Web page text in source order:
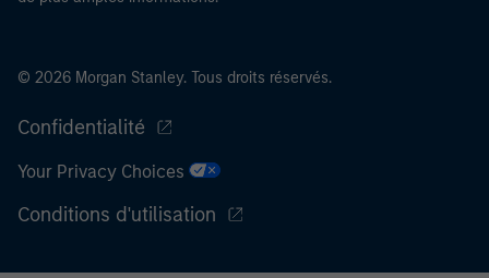
directement ou indirectement d’un accès à des
d’une déclaration erronée de ma part. En validant cette
Conditions d’utilisation, que j’ai lues et comprises. Si la
déclaration ci-dessus est correcte, merci de cliquer sur
© 2026 Morgan Stanley. Tous droits réservés.
Confidentialité
Your Privacy Choices
Conditions d'utilisation